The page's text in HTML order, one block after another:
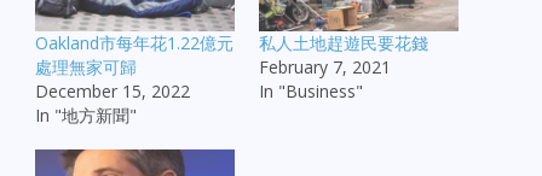
Oakland市每年花1.22億元
處理無家可歸
December 15, 2022
In "地方新聞"
私人土地趕遊民要花錢
February 7, 2021
In "Business"